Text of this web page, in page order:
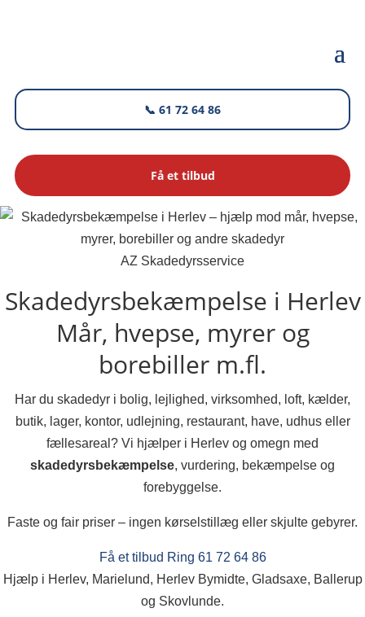
📞 61 72 64 86
Få et tilbud
AZ Skadedyrsservice
Skadedyrsbekæmpelse i Herlev
Mår, hvepse, myrer og
borebiller m.fl.
Har du skadedyr i bolig, lejlighed, virksomhed, loft, kælder,
butik, lager, kontor, udlejning, restaurant, have, udhus eller
fællesareal? Vi hjælper i Herlev og omegn med
skadedyrsbekæmpelse, vurdering, bekæmpelse og
forebyggelse.
Faste og fair priser – ingen kørselstillæg eller skjulte gebyrer.
Få et tilbud Ring 61 72 64 86
Hjælp i Herlev, Marielund, Herlev Bymidte, Gladsaxe, Ballerup
og Skovlunde.